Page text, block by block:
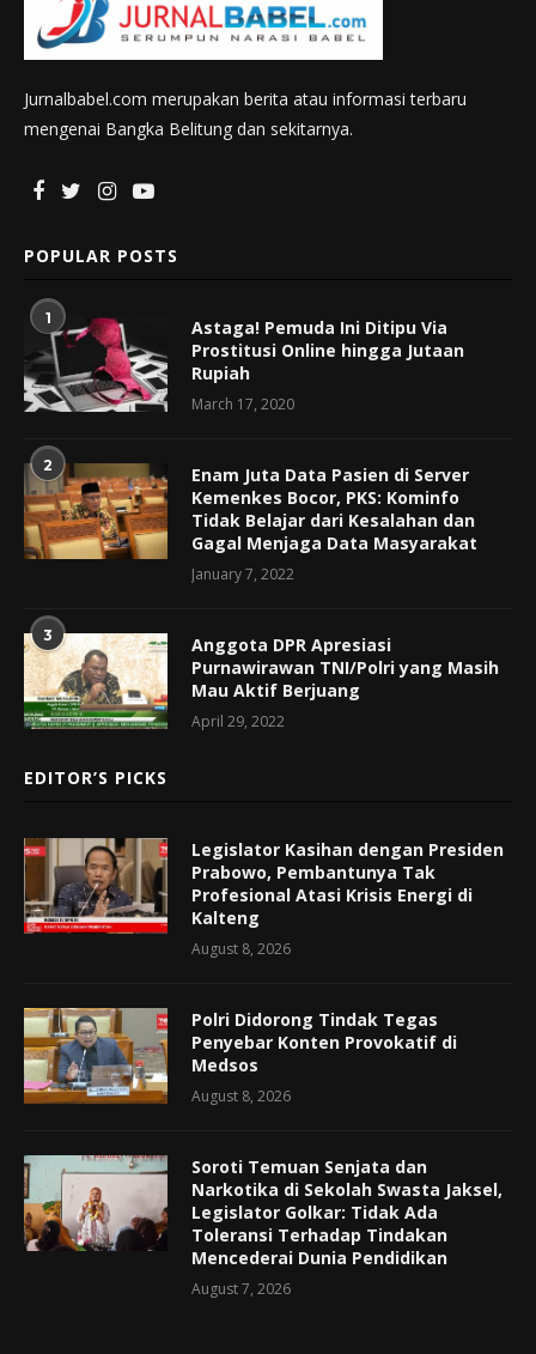
Jurnalbabel.com merupakan berita atau informasi terbaru
mengenai Bangka Belitung dan sekitarnya.
POPULAR POSTS
1
Astaga! Pemuda Ini Ditipu Via
Prostitusi Online hingga Jutaan
Rupiah
March 17, 2020
2
Enam Juta Data Pasien di Server
Kemenkes Bocor, PKS: Kominfo
Tidak Belajar dari Kesalahan dan
Gagal Menjaga Data Masyarakat
January 7, 2022
3
Anggota DPR Apresiasi
Purnawirawan TNI/Polri yang Masih
Mau Aktif Berjuang
April 29, 2022
EDITOR’S PICKS
Legislator Kasihan dengan Presiden
Prabowo, Pembantunya Tak
Profesional Atasi Krisis Energi di
Kalteng
August 8, 2026
Polri Didorong Tindak Tegas
Penyebar Konten Provokatif di
Medsos
August 8, 2026
Soroti Temuan Senjata dan
Narkotika di Sekolah Swasta Jaksel,
Legislator Golkar: Tidak Ada
Toleransi Terhadap Tindakan
Mencederai Dunia Pendidikan
August 7, 2026